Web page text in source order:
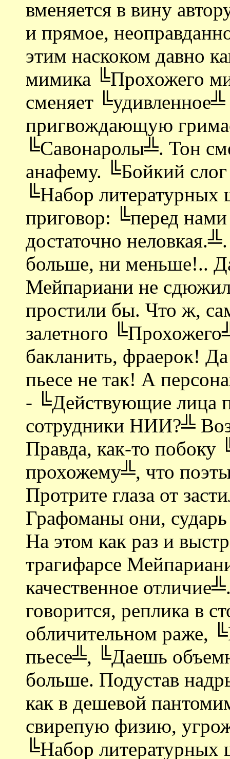
вменяется в вину
и прямое,
этим наскоком давно
мимика ╚Прохожего
сменяет
пригвождающую
╚Савонаролы╩. Тон
анафему. ╚Бойкий
╚Набор
приговор: ╚перед
достаточно
больше, ни меньше!..
Мейпариани не
простили бы. Что ж,
залетного
бакланить, фраерок!
пьесе не так! А
- ╚Действующие лица
сотрудники НИИ?╩
Правда, как-то
прохожему╩, что
Протрите глаза от
Графоманы они,
На этом как раз и
трагифарсе
качественное
говорится, реплика в
обличительном раже,
пьесе╩, ╚Даешь
больше. Подустав
как в дешевой
свирепую физию,
╚Набор литературных